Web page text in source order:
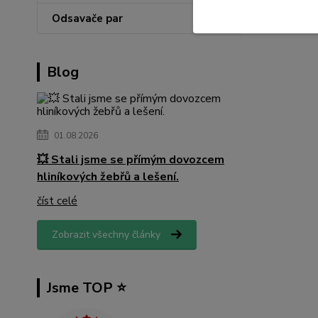
Odsavače par
Blog
01.08.2026
💥 Stali jsme se přímým dovozcem
hliníkových žebřů a lešení.
číst celé
Zobrazit všechny články
Jsme TOP ⭐️